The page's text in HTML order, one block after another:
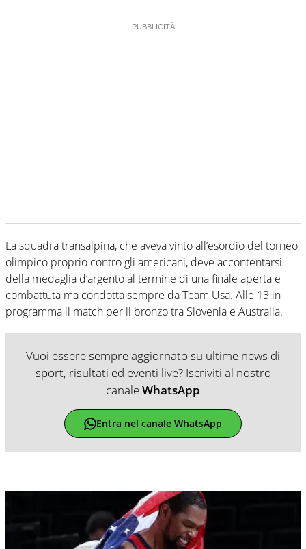
La squadra transalpina, che aveva vinto all’esordio del torneo
olimpico proprio contro gli americani, deve accontentarsi
della medaglia d’argento al termine di una finale aperta e
combattuta ma condotta sempre da Team Usa. Alle 13 in
programma il match per il bronzo tra Slovenia e Australia.
Vuoi essere sempre aggiornato su ultime news di
sport, risultati ed eventi live? Iscriviti al nostro
canaleWhatsApp
Entra nel canale WhatsApp